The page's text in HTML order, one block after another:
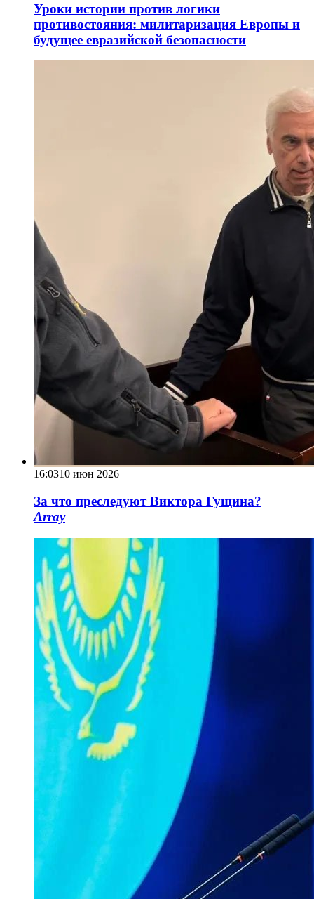
Уроки истории против логики
противостояния: милитаризация Европы и
будущее евразийской безопасности
16:0310 июн 2026
За что преследуют Виктора Гущина?
Array